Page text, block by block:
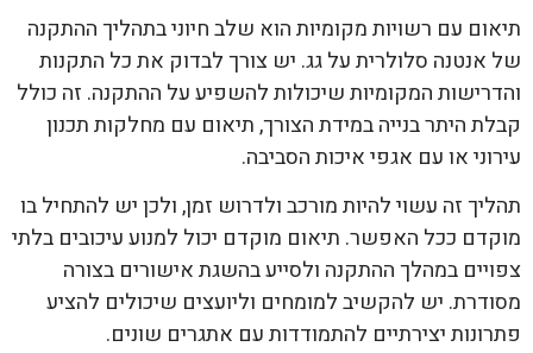
תיאום עם רשויות מקומיות הוא שלב חיוני בתהליך ההתקנה
של אנטנה סלולרית על גג. יש צורך לבדוק את כל התקנות
והדרישות המקומיות שיכולות להשפיע על ההתקנה. זה כולל
קבלת היתר בנייה במידת הצורך, תיאום עם מחלקות תכנון
עירוני או עם אגפי איכות הסביבה.
תהליך זה עשוי להיות מורכב ולדרוש זמן, ולכן יש להתחיל בו
מוקדם ככל האפשר. תיאום מוקדם יכול למנוע עיכובים בלתי
צפויים במהלך ההתקנה ולסייע בהשגת אישורים בצורה
מסודרת. יש להקשיב למומחים וליועצים שיכולים להציע
פתרונות יצירתיים להתמודדות עם אתגרים שונים.